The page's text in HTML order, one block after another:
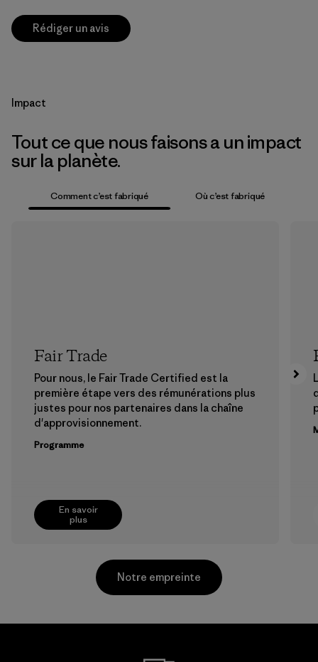
Rédiger un avis
Impact
Tout ce que nous faisons a un impact
sur la planète.
Comment c’est fabriqué Où c’est fabriqué
En savoir
plus
Fair Trade
Pour nous, le Fair Trade Certified est la
première étape vers des rémunérations plus
justes pour nos partenaires dans la chaîne
d'approvisionnement.
Programme
Notre empreinte